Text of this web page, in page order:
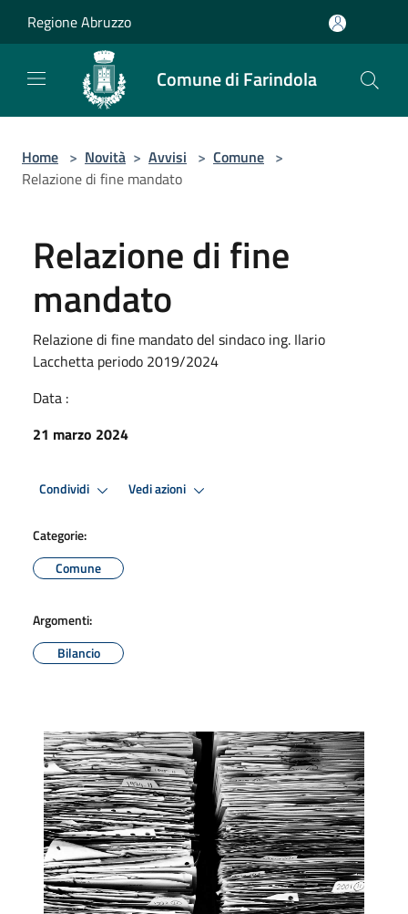
Regione Abruzzo
Comune di Farindola
Home > Novità > Avvisi > Comune >
Relazione di fine mandato
Relazione di fine
mandato
Relazione di fine mandato del sindaco ing. Ilario
Lacchetta periodo 2019/2024
Data :
21 marzo 2024
Condividi Vedi azioni
Categorie:
Comune
Argomenti:
Bilancio